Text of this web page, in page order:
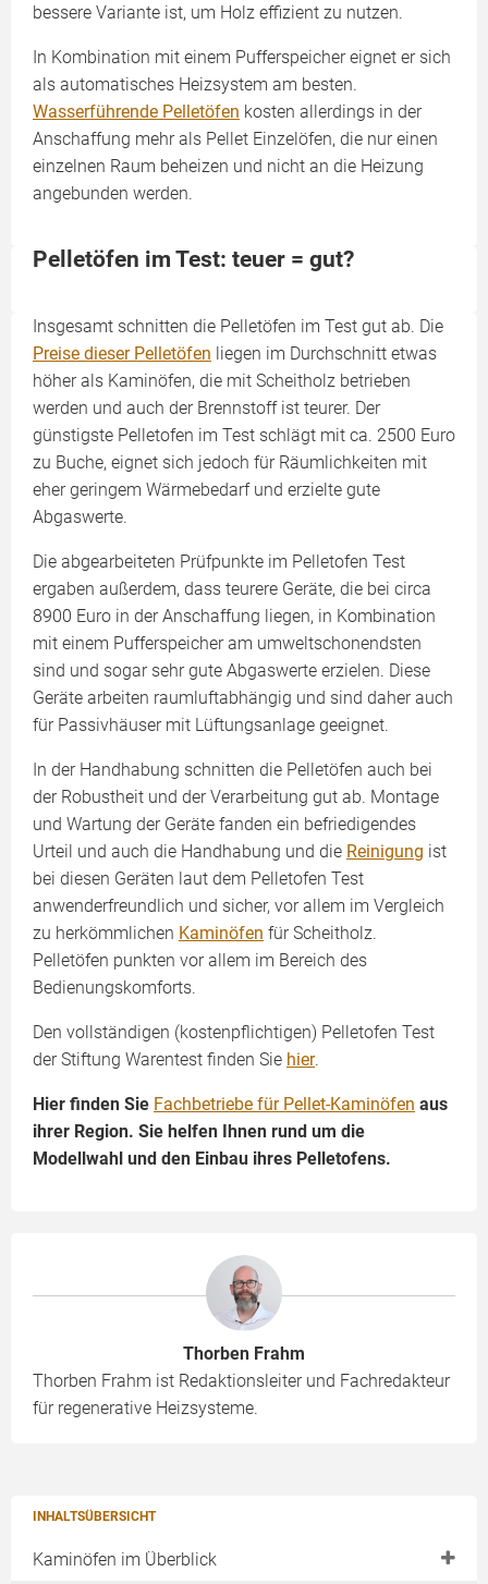
INHALTSÜBERSICHT
Kaminöfen im Überblick
bessere Variante ist, um Holz effizient zu nutzen.
In Kombination mit einem Pufferspeicher eignet er sich
als automatisches Heizsystem am besten.
Wasserführende Pelletöfen kosten allerdings in der
Anschaffung mehr als Pellet Einzelöfen, die nur einen
einzelnen Raum beheizen und nicht an die Heizung
angebunden werden.
Pelletöfen im Test: teuer = gut?
Insgesamt schnitten die Pelletöfen im Test gut ab. Die
Preise dieser Pelletöfen liegen im Durchschnitt etwas
höher als Kaminöfen, die mit Scheitholz betrieben
werden und auch der Brennstoff ist teurer. Der
günstigste Pelletofen im Test schlägt mit ca. 2500 Euro
zu Buche, eignet sich jedoch für Räumlichkeiten mit
eher geringem Wärmebedarf und erzielte gute
Abgaswerte.
Die abgearbeiteten Prüfpunkte im Pelletofen Test
ergaben außerdem, dass teurere Geräte, die bei circa
8900 Euro in der Anschaffung liegen, in Kombination
mit einem Pufferspeicher am umweltschonendsten
sind und sogar sehr gute Abgaswerte erzielen. Diese
Geräte arbeiten raumluftabhängig und sind daher auch
für Passivhäuser mit Lüftungsanlage geeignet.
In der Handhabung schnitten die Pelletöfen auch bei
der Robustheit und der Verarbeitung gut ab. Montage
und Wartung der Geräte fanden ein befriedigendes
Urteil und auch die Handhabung und die Reinigung ist
bei diesen Geräten laut dem Pelletofen Test
anwenderfreundlich und sicher, vor allem im Vergleich
zu herkömmlichen Kaminöfen für Scheitholz.
Pelletöfen punkten vor allem im Bereich des
Bedienungskomforts.
Den vollständigen (kostenpflichtigen) Pelletofen Test
der Stiftung Warentest finden Sie hier.
Hier finden Sie Fachbetriebe für Pellet-Kaminöfen aus
ihrer Region. Sie helfen Ihnen rund um die
Modellwahl und den Einbau ihres Pelletofens.
Thorben Frahm
Thorben Frahm ist Redaktionsleiter und Fachredakteur
für regenerative Heizsysteme.